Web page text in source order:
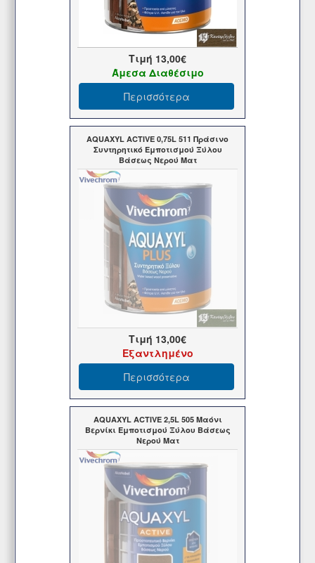
Τιμή 13,00€
Άμεσα Διαθέσιμο
Περισσότερα
AQUAXYL ACTIVE 0,75L 511 Πράσινο
Συντηρητικό Εμποτισμού Ξύλου
Βάσεως Νερού Ματ
Τιμή 13,00€
Εξαντλημένο
Περισσότερα
AQUAXYL ACTIVE 2,5L 505 Μαόνι
Βερνίκι Εμποτισμού Ξύλου Βάσεως
Νερού Ματ